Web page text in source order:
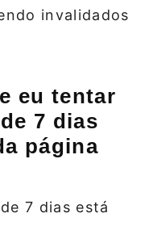
invalidados
eu tentar
7 dias
página
7 dias está